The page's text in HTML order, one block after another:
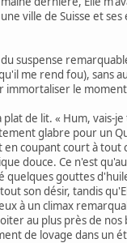
ville de Suisse et
suspense
me rend fou), sans
immortaliser le
de lit. « Hum, vais-
glabre pour un
coupant court à
douce. Ce n'est
gouttes
son désir, tandis
à un climax
au plus près de nos
de lovage dans un